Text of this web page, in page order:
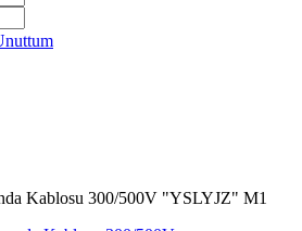
Kablosu 300/500V "YSLYJZ" M1